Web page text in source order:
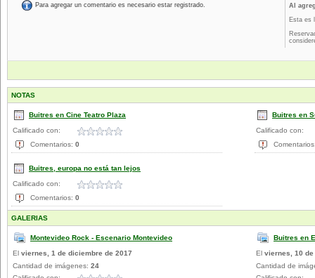
Para agregar un comentario es necesario estar registrado.
Al
Esta es
NOTAS
Buitres en Cine Teatro Plaza
Calificado con:
Comentarios: 0
Buitres en
Calificado con:
Buitres, europa no está tan lejos
Calificado con:
Comentarios: 0
GALERIAS
Montevideo Rock - Escenario Montevideo
El viernes, 1 de diciembre de 2017
Cantidad de imágenes: 24
Buitres en
El viernes, 10
Cantidad de